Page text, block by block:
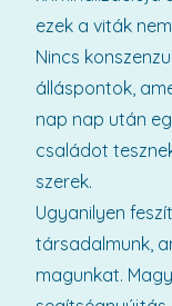
ezek a viták
Nincs
álláspontok,
nap nap után
családot
szerek.
Ugyanilyen
társadalmunk,
magunkat.